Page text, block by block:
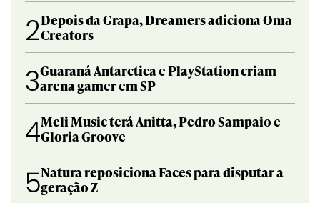
2Depois da Grapa, Dreamers adiciona Oma
Creators
3Guaraná Antarctica e PlayStation criam
arena gamer em SP
4Meli Music terá Anitta, Pedro Sampaio e
Gloria Groove
5Natura reposiciona Faces para disputar a
geração Z